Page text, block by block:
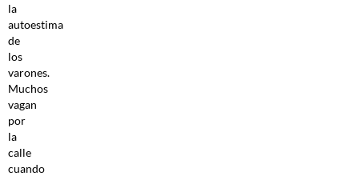
la
autoestima
de
los
varones.
Muchos
vagan
por
la
calle
cuando